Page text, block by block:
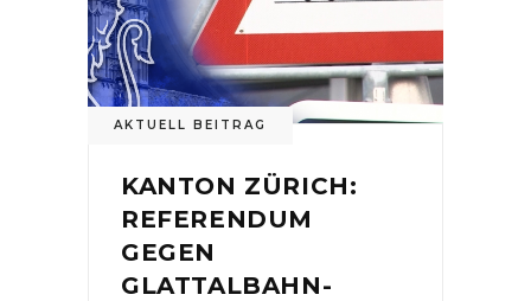
AKTUELL BEITRAG
KANTON ZÜRICH:
REFERENDUM
GEGEN
GLATTALBAHN-